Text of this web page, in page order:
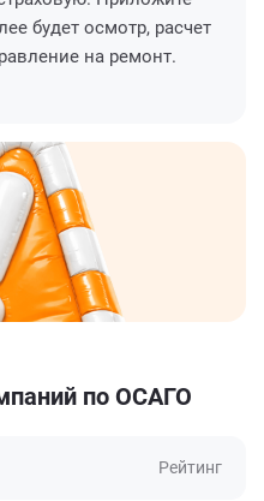
будет осмотр, расчет
на ремонт.
по ОСАГО
Рейтинг